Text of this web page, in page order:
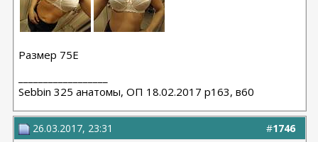
Размер 75Е
Sebbin 325 анатомы, ОП 18.02.2017 р163, в60
#1746
26.03.2017, 23:31